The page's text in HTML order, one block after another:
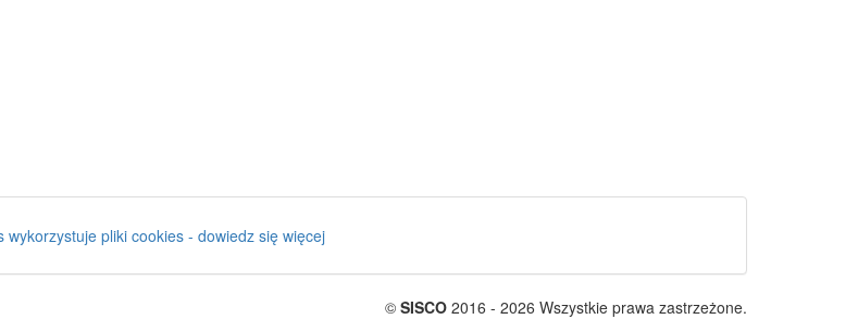
wykorzystuje pliki cookies - dowiedz się więcej
© SISCO 2016 - 2026 Wszystkie prawa zastrzeżone.